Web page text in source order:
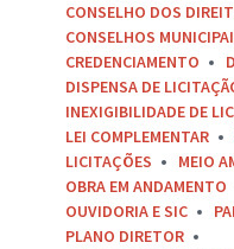
CONSELHO DOS
CONSELHOS
CREDENCIAMENTO
DISPENSA DE
INEXIGIBILIDADE DE
LEI COMPLEMENTAR
LICITAÇÕES
MEIO
OBRA EM ANDAMENTO
OUVIDORIA E SIC
PLANO DIRETOR